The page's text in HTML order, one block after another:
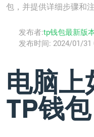
包，并提供详细步骤和注
发布者:tp钱包最新版
发布时间: 2024/01/31
电脑上
TP钱包